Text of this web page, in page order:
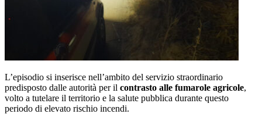
L’episodio si inserisce nell’ambito del servizio straordinario
predisposto dalle autorità per il contrasto alle fumarole agricole,
volto a tutelare il territorio e la salute pubblica durante questo
periodo di elevato rischio incendi.